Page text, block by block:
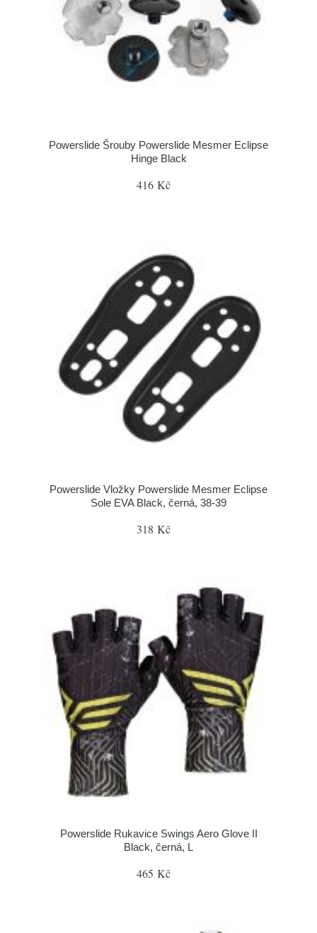
Powerslide Šrouby Powerslide Mesmer Eclipse
Hinge Black
416 Kč
Powerslide Vložky Powerslide Mesmer Eclipse
Sole EVA Black, černá, 38-39
318 Kč
Powerslide Rukavice Swings Aero Glove II
Black, černá, L
465 Kč